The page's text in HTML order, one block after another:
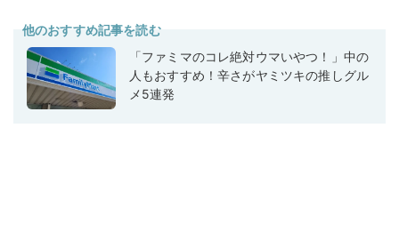
他のおすすめ記事を読む
「ファミマのコレ絶対ウマいやつ！」中の
人もおすすめ！辛さがヤミツキの推しグル
メ5連発